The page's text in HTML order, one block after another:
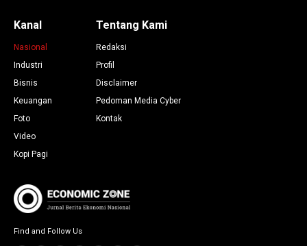
Kanal
Nasional
Industri
Bisnis
Keuangan
Foto
Video
Kopi Pagi
Tentang Kami
Redaksi
Profil
Disclaimer
Pedoman Media Cyber
Kontak
Find and Follow Us